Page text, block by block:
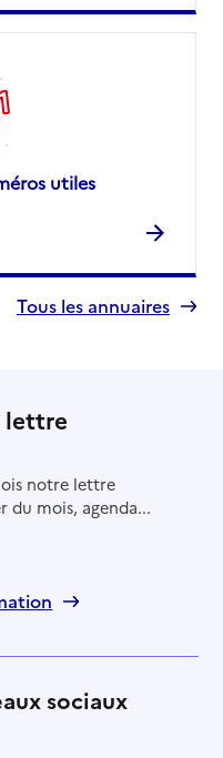
utiles
Tous les annuaires
lettre
notre lettre
du mois, agenda...
sociaux